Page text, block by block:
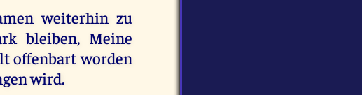
weiterhin zu
bleiben, Meine
offenbart worden
wird.